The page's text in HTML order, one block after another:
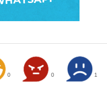
0 0 1